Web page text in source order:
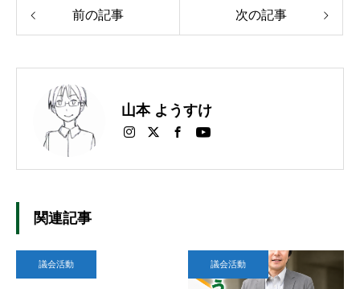
前の記事 次の記事
山本 ようすけ
関連記事
議会活動 議会活動